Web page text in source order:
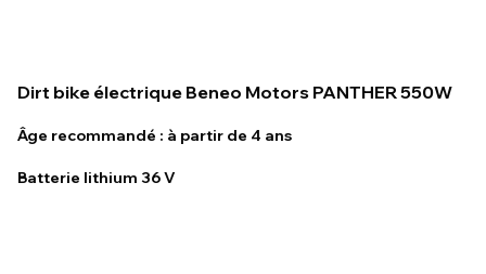
Dirt bike électrique Beneo Motors PANTHER 550W
Âge recommandé : à partir de 4 ans
Batterie lithium 36 V